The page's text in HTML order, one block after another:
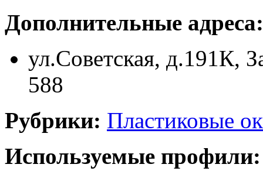
Дополнительные адреса:
ул.Советская, д.191К,
588
Рубрики: Пластиковые
Используемые профили: